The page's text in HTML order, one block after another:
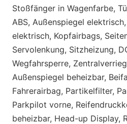
Stoßfänger in Wagenfarbe,
ABS, Außenspiegel
elektrisch, Kopfairbags,
Servolenkung, Sitzheizung,
Wegfahrsperre,
Außenspiegel beheizbar,
Fahrerairbag, Partikelfilter,
Parkpilot vorne,
beheizbar, Head-up Display,